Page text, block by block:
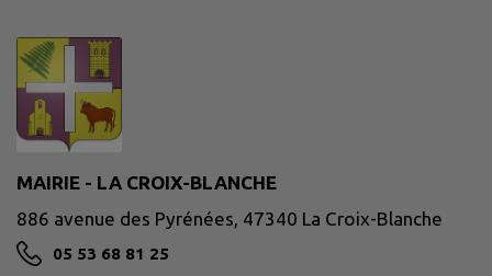
MAIRIE - LA CROIX-BLANCHE
886 avenue des Pyrénées, 47340 La Croix-Blanche
05 53 68 81 25